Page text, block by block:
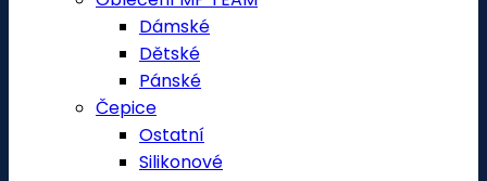
Dámské
Dětské
Pánské
Čepice
Ostatní
Silikonové